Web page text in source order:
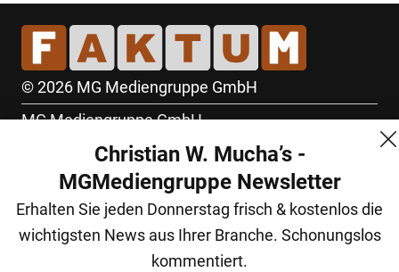
© 2026 MG Mediengruppe GmbH
MG Mediengruppe GmbH
Burgring 1/7
1010 Wien
+43 (1) 522 14 14
office@mgmedien.at
Christian W. Mucha’s -
MGMediengruppe Newsletter
Erhalten Sie jeden Donnerstag frisch & kostenlos die
wichtigsten News aus Ihrer Branche. Schonungslos
kommentiert.